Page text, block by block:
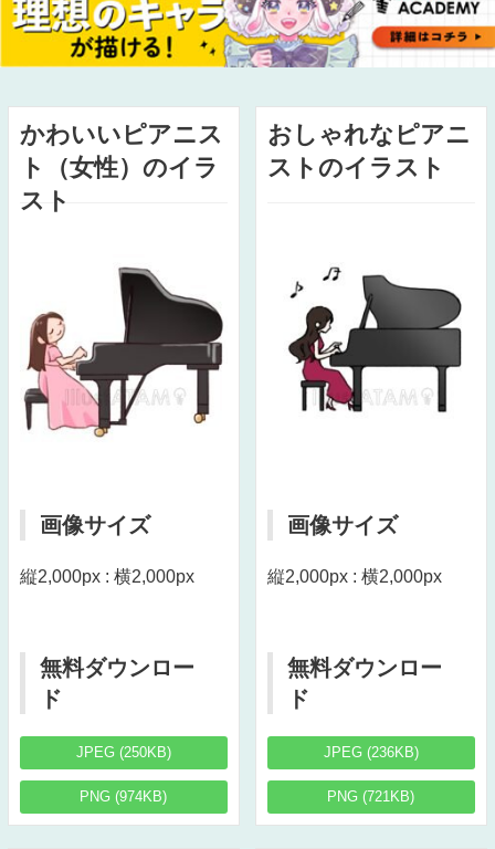
かわいいピアニス
ト（女性）のイラ
スト
画像サイズ
縦2,000px : 横2,000px
無料ダウンロー
ド
JPEG (250KB)
PNG (974KB)
おしゃれなピアニ
ストのイラスト
画像サイズ
縦2,000px : 横2,000px
無料ダウンロー
ド
JPEG (236KB)
PNG (721KB)